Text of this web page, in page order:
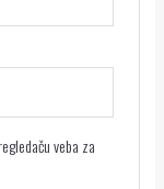
veba za